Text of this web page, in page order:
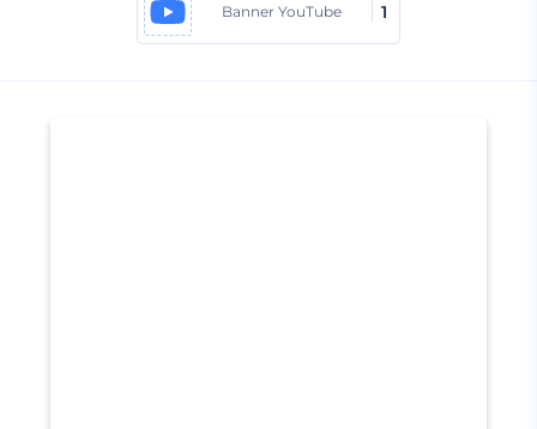
Banner YouTube 1